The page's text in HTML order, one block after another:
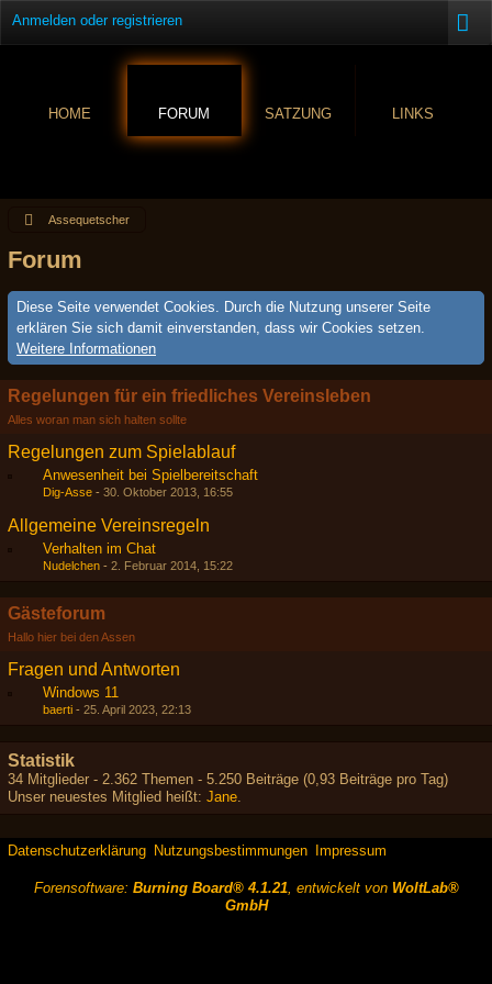
Anmelden oder registrieren
HOME FORUM SATZUNG LINKS
Assequetscher
Forum
Diese Seite verwendet Cookies. Durch die Nutzung unserer Seite
erklären Sie sich damit einverstanden, dass wir Cookies setzen.
Weitere Informationen
Regelungen für ein friedliches Vereinsleben
Alles woran man sich halten sollte
Regelungen zum Spielablauf
Anwesenheit bei Spielbereitschaft
Dig-Asse - 30. Oktober 2013, 16:55
Allgemeine Vereinsregeln
Verhalten im Chat
Nudelchen - 2. Februar 2014, 15:22
Gästeforum
Hallo hier bei den Assen
Fragen und Antworten
Windows 11
baerti - 25. April 2023, 22:13
Statistik
34 Mitglieder - 2.362 Themen - 5.250 Beiträge (0,93 Beiträge pro Tag)
Unser neuestes Mitglied heißt: Jane.
Datenschutzerklärung Nutzungsbestimmungen Impressum
Forensoftware: Burning Board® 4.1.21, entwickelt von WoltLab®
GmbH